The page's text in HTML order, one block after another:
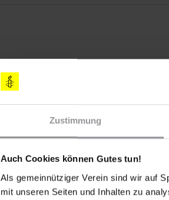
Zustimmung
Auch Cookies können Gutes tun!
Als gemeinnütziger Verein sind wir auf
mit unseren Seiten und Inhalten zu